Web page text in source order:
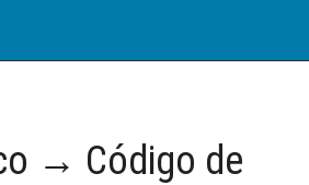
→ Código de